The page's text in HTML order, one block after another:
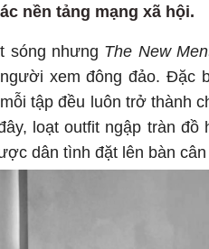
nền tảng mạng xã hội.
sóng nhưng The New
xem đông đảo. Đặc
tập đều luôn trở thành
loạt outfit ngập tràn đồ
dân tình đặt lên bàn cân